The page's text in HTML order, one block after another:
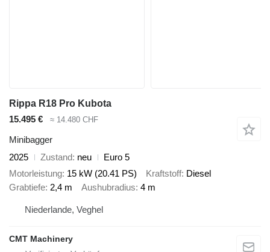
Rippa R18 Pro Kubota
15.495 €
≈ 14.480 CHF
Minibagger
2025
Zustand neu
Euro 5
Motorleistung 15 kW (20.41 PS) Kraftstoff Diesel
Grabtiefe 2,4 m Aushubradius 4 m
Niederlande, Veghel
CMT Machinery